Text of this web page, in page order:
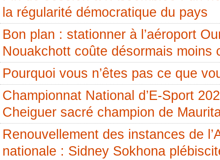
la régularité démocratique du pays
Bon plan : stationner à l’aéroport
Nouakchott coûte désormais moins
Pourquoi vous n’êtes pas ce que
Championnat National d’E-Sport
Cheiguer sacré champion de
Renouvellement des instances de
nationale : Sidney Sokhona